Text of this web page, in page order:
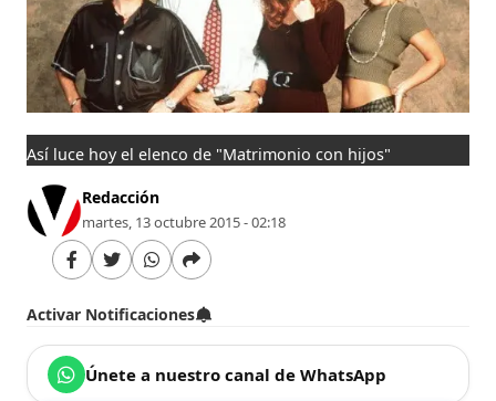
Así luce hoy el elenco de "Matrimonio con hijos"
Redacción
martes, 13 octubre 2015 - 02:18
Activar Notificaciones
Únete a nuestro canal de WhatsApp